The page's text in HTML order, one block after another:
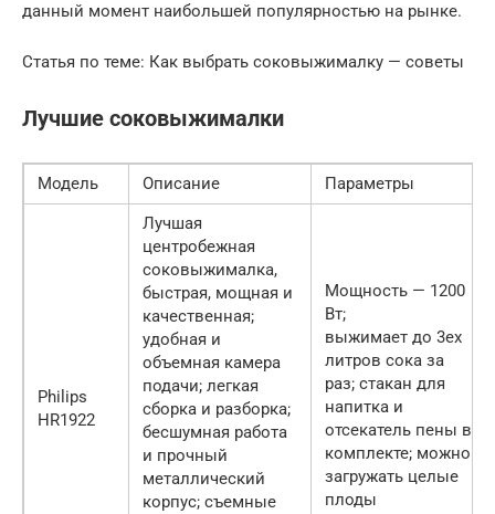
данный момент наибольшей популярностью на рынке.
Статья по теме: Как выбрать соковыжималку — советы
Лучшие соковыжималки
Модель Описание Параметры
Philips
HR1922
Лучшая
центробежная
соковыжималка,
быстрая, мощная и
качественная;
удобная и
объемная камера
подачи; легкая
сборка и разборка;
бесшумная работа
и прочный
металлический
корпус; съемные
Мощность — 1200
Вт;
выжимает до 3ех
литров сока за
раз; стакан для
напитка и
отсекатель пены в
комплекте; можно
загружать целые
плоды